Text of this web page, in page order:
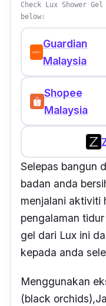
Check Lux Shower
below:
Guardian
Malaysia
Shopee
Malaysia
Selepas bangun
badan anda
menjalani aktiviti
pengalaman
gel dari Lux ini
kepada anda
Menggunakan
(black